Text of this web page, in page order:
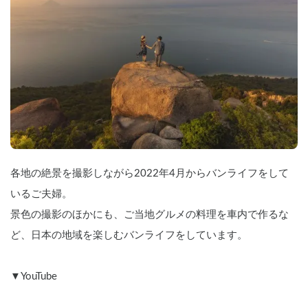
各地の絶景を撮影しながら2022年4月からバンライフをして
いるご夫婦。
景色の撮影のほかにも、ご当地グルメの料理を車内で作るな
ど、日本の地域を楽しむバンライフをしています。
▼YouTube